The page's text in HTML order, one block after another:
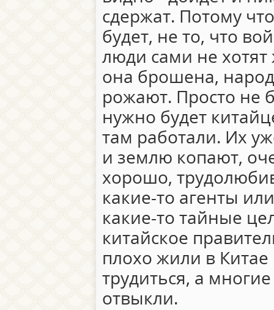
сдержат. Потому
будет, не то, что
люди сами не
она брошена,
рожают. Просто не
нужно будет
там работали. Их
и землю копают,
хорошо,
какие-то агенты
какие-то тайные
китайское
плохо жили в
трудиться, а
отвыкли.